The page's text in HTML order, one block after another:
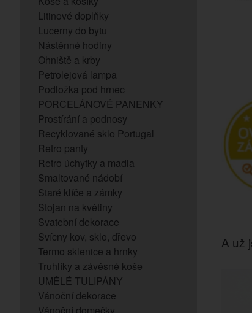
Litinové doplňky
Lucerny do bytu
Nástěnné hodiny
Ohniště a krby
Petrolejová lampa
Podložka pod hrnec
PORCELÁNOVÉ PANENKY
Prostírání a podnosy
Recyklované sklo Portugal
Retro panty
Retro úchytky a madla
Smaltované nádobí
Staré klíče a zámky
Stojan na květiny
Svatební dekorace
Svícny kov, sklo, dřevo
Termo sklenice a hrnky
Truhlíky a závěsné koše
UMĚLÉ TULIPÁNY
Vánoční dekorace
A už